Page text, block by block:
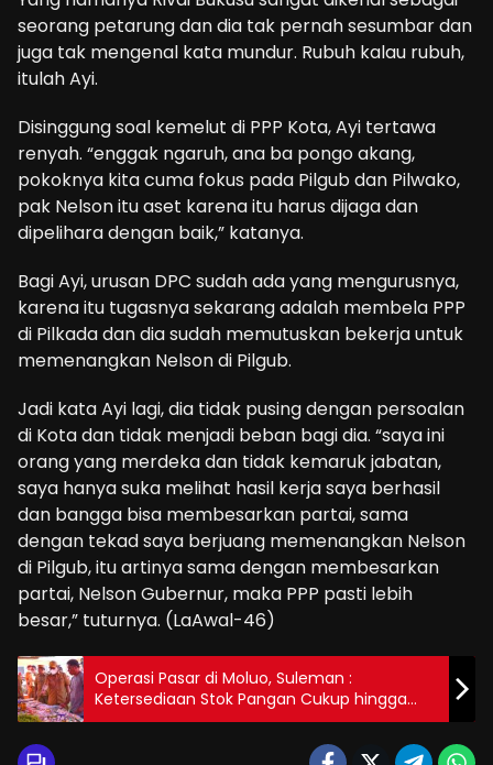
seorang petarung dan dia tak pernah sesumbar dan
juga tak mengenal kata mundur. Rubuh kalau rubuh,
itulah Ayi.
Disinggung soal kemelut di PPP Kota, Ayi tertawa
renyah. “enggak ngaruh, ana ba pongo akang,
pokoknya kita cuma fokus pada Pilgub dan Pilwako,
pak Nelson itu aset karena itu harus dijaga dan
dipelihara dengan baik,” katanya.
Bagi Ayi, urusan DPC sudah ada yang mengurusnya,
karena itu tugasnya sekarang adalah membela PPP
di Pilkada dan dia sudah memutuskan bekerja untuk
memenangkan Nelson di Pilgub.
Jadi kata Ayi lagi, dia tidak pusing dengan persoalan
di Kota dan tidak menjadi beban bagi dia. “saya ini
orang yang merdeka dan tidak kemaruk jabatan,
saya hanya suka melihat hasil kerja saya berhasil
dan bangga bisa membesarkan partai, sama
dengan tekad saya berjuang memenangkan Nelson
di Pilgub, itu artinya sama dengan membesarkan
partai, Nelson Gubernur, maka PPP pasti lebih
besar,” tuturnya. (LaAwal-46)
Operasi Pasar di Moluo, Suleman :
Ketersediaan Stok Pangan Cukup hingga
Ramadhan